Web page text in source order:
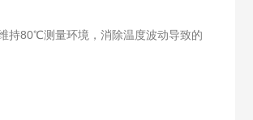
持80℃测量环境，消除温度波动导致的